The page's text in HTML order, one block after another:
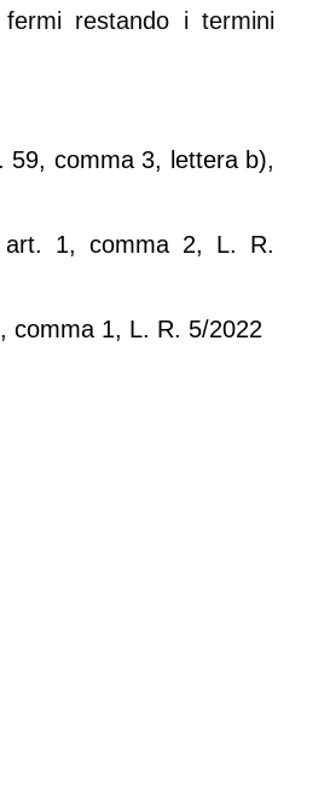
restando i termini
59, comma 3, lettera b),
art. 1, comma 2, L. R.
comma 1, L. R. 5/2022